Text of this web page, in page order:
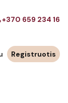
+370 659 234 16
Registruotis